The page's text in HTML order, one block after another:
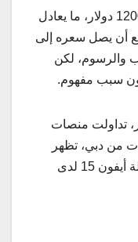
ويبلغ السعر الرسمي لهذه النسخة 1200 دولار، ما يعادل
أن يصل سعره إلى
والرسوم، لكن
تداولت منصات
من دبي، تظهر
تزاحم مواطنين للحصول على سلسلة أيفون 15 لدى